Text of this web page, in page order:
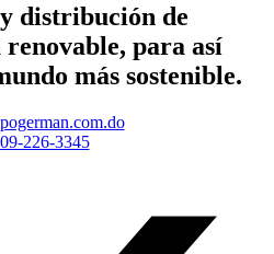
distribución de
renovable, para así
más sostenible.
226-3345